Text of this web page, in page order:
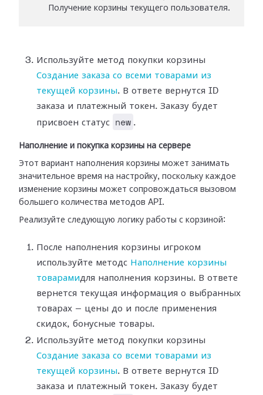
Получение корзины текущего пользователя.
Используйте метод покупки корзины
Создание заказа со всеми товарами из
текущей корзины. В ответе вернутся ID
заказа и платежный токен. Заказу будет
присвоен статус
new .
Наполнение и покупка корзины на сервере
Этот вариант наполнения корзины может занимать
значительное время на настройку, поскольку каждое
изменение корзины может сопровождаться вызовом
большего количества методов API.
Реализуйте следующую логику работы с корзиной:
После наполнения корзины игроком
используйте методс Наполнение корзины
товарамидля наполнения корзины. В ответе
вернется текущая информация о выбранных
товарах — цены до и после применения
скидок, бонусные товары.
Используйте метод покупки корзины
Создание заказа со всеми товарами из
текущей корзины. В ответе вернутся ID
заказа и платежный токен. Заказу будет